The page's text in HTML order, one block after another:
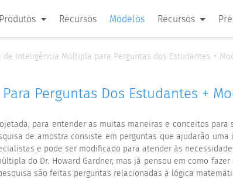
Produtos Recursos Modelos Recursos
de Inteligência Múltipla para Perguntas dos Estudantes +
Perguntas Dos Estudantes +
para entender as muitas maneiras e conceitos
de amostra consiste em perguntas que ajudarão
e pode ser modificado para atender às
do Dr. Howard Gardner, mas já pensou em como
são feitas perguntas relacionadas à lógica